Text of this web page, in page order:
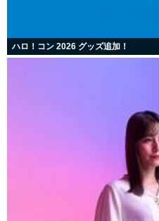
ハロ！コン 2026 グッズ追加！